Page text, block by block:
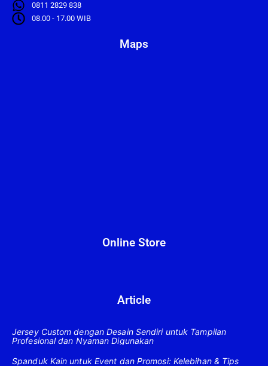
0811 2829 838
08.00 - 17.00 WIB
Maps
Online Store
Article
Jersey Custom dengan Desain Sendiri untuk Tampilan
Profesional dan Nyaman Digunakan
Spanduk Kain untuk Event dan Promosi: Kelebihan & Tips